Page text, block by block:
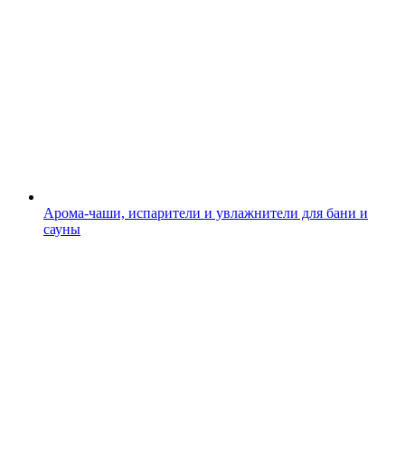
Арома-чаши, испарители и увлажнители для бани и
сауны